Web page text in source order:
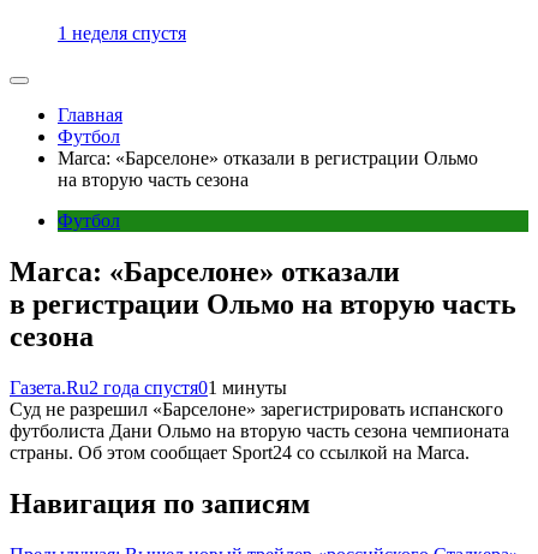
1 неделя спустя
Главная
Футбол
Marca: «Барселоне» отказали в регистрации Ольмо
на вторую часть сезона
Футбол
Marca: «Барселоне» отказали
в регистрации Ольмо на вторую часть
сезона
Газета.Ru2 года спустя01 минуты
Суд не разрешил «Барселоне» зарегистрировать испанского
футболиста Дани Ольмо на вторую часть сезона чемпионата
страны. Об этом сообщает Sport24 со ссылкой на Marca.
Навигация по записям